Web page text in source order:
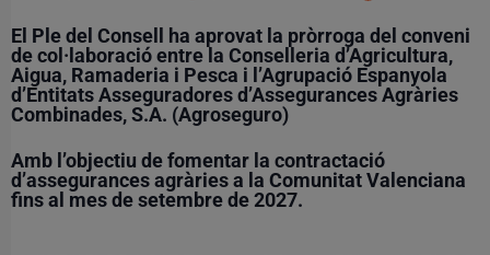
El Ple del Consell ha aprovat la pròrroga del conveni
de col·laboració entre la Conselleria d’Agricultura,
Aigua, Ramaderia i Pesca i l’Agrupació Espanyola
d’Entitats Asseguradores d’Assegurances Agràries
Combinades, S.A. (Agroseguro)
Amb l’objectiu de fomentar la contractació
d’assegurances agràries a la Comunitat Valenciana
fins al mes de setembre de 2027.